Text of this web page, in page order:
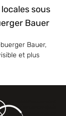
sous
Bauer
Bauer,
et plus